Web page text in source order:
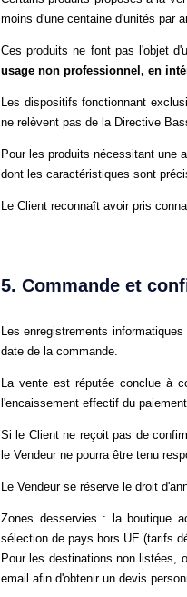
moins d'une centaine d'unités par
Ces produits ne font pas l'objet
usage non professionnel, en
Les dispositifs fonctionnant
ne relèvent pas de la Directive
Pour les produits nécessitant une
dont les caractéristiques sont
Le Client reconnaît avoir pris
5. Commande et
Les enregistrements
date de la commande.
La vente est réputée conclue à
l'encaissement effectif du
Si le Client ne reçoit pas de
le Vendeur ne pourra être tenu
Le Vendeur se réserve le droit
Zones desservies : la boutique
sélection de pays hors UE (tarifs
Pour les destinations non listées,
email afin d'obtenir un devis